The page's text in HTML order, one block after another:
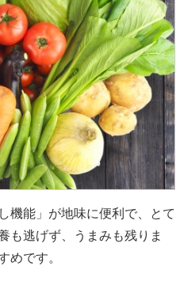
機能」が地味に便利で、とて
も逃げず、うまみも残りま
めです。